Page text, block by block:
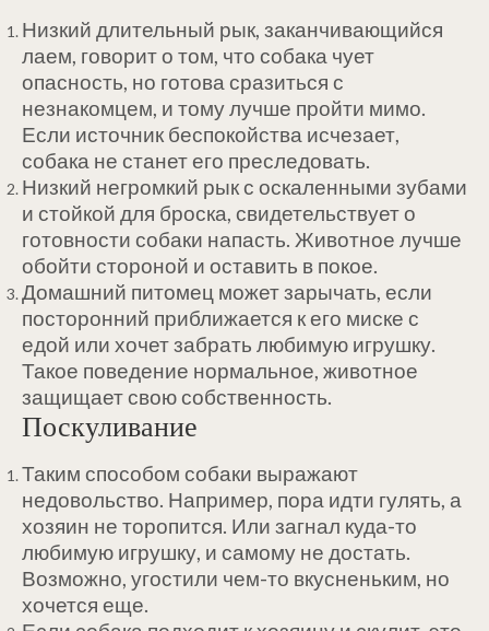
Низкий длительный рык, заканчивающийся
лаем, говорит о том, что собака чует
опасность, но готова сразиться с
незнакомцем, и тому лучше пройти мимо.
Если источник беспокойства исчезает,
собака не станет его преследовать.
Низкий негромкий рык с оскаленными зубами
и стойкой для броска, свидетельствует о
готовности собаки напасть. Животное лучше
обойти стороной и оставить в покое.
Домашний питомец может зарычать, если
посторонний приближается к его миске с
едой или хочет забрать любимую игрушку.
Такое поведение нормальное, животное
защищает свою собственность.
Поскуливание
Таким способом собаки выражают
недовольство. Например, пора идти гулять, а
хозяин не торопится. Или загнал куда-то
любимую игрушку, и самому не достать.
Возможно, угостили чем-то вкусненьким, но
хочется еще.